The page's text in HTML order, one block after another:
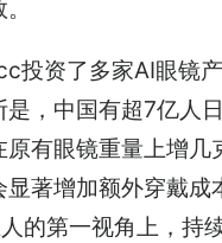
投资了多家AI眼镜
，中国有超7亿人
有眼镜重量上增几
显著增加额外穿戴成
的第一视角上，持